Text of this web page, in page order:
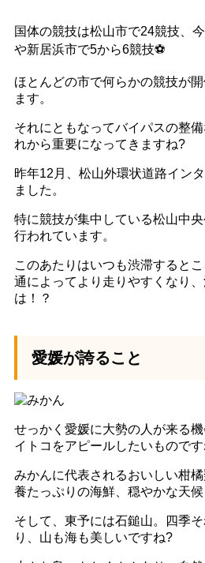
国体の競技は松山市で24競技、
や新居浜市で5から6競技⚽
ほとんどの市で何らかの競技が
ます。
それにともなってバイパスの整
れから重要になってきますね?
昨年12月、松山外環状道路イン
ました。
特に競技が集中している松山中
行われています。
このあたりはいつも渋滞すると
通によってより走りやすくなり
は！？
愛媛が誇ること
せっかく愛媛に大勢の人が来る
イトコをアピールしたいものです
みかんに代表されるおいしい柑
養たっぷりの海鮮、穏やかな天候
そして、東予には石鎚山。四季
り、山も海も美しいですね?